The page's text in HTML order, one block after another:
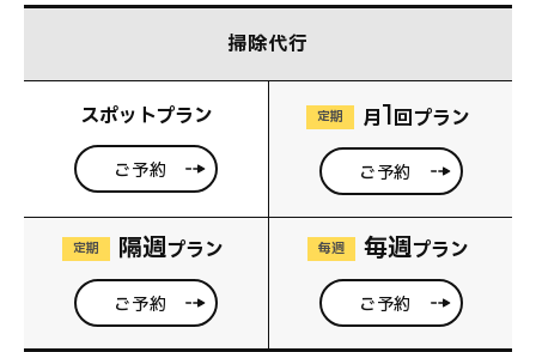
掃除代行
スポットプラン
ご予約
定期 月1回プラン
ご予約
定期 隔週プラン
ご予約
毎週 毎週プラン
ご予約